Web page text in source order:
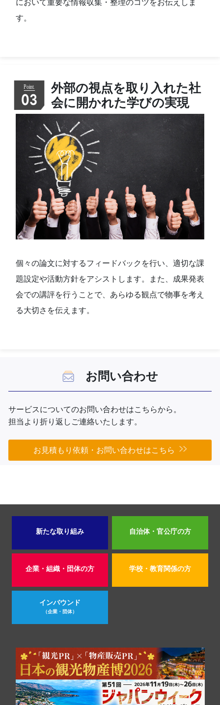
す。
03
外部の視点を取り入れた社
会に開かれた学びの実現
個々の論文に対するフィードバックを行い、適切な課
題設定や活動方針をアシストします。また、成果発表
会での講評を行うことで、あらゆる観点で物事を考え
る大切さを伝えます。
お問い合わせ
サービスについてのお問い合わせはこちらから。
担当より折り返しご連絡いたします。
お見積もり依頼・お問い合わせはこちら
新たな取り組み 自治体・官公庁の方
企業・組織・団体の方 学校・教育関係の方
インバウンド
（企業・団体）